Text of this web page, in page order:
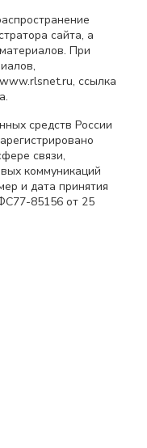
сайта, а
При
ссылка
средств России
связи,
коммуникаций
и дата принятия
85156 от 25